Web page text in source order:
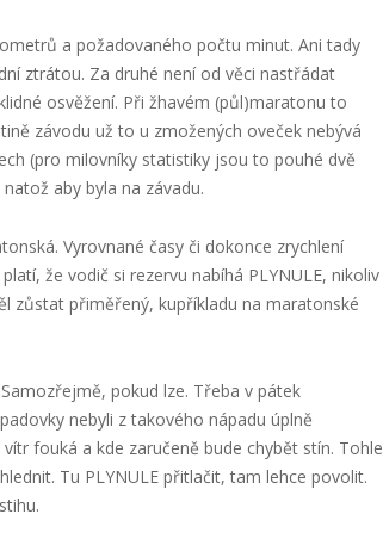
a požadovaného počtu minut. Ani tady
ztrátou. Za druhé není od věci nastřádat
osvěžení. Při žhavém (půl)maratonu to
závodu už to u zmožených oveček nebývá
(pro milovníky statistiky jsou to pouhé dvě
aby byla na závadu.
Vyrovnané časy či dokonce zrychlení
že vodič si rezervu nabíhá PLYNULE, nikoliv
zůstat přiměřený, kupříkladu na maratonské
pokud lze. Třeba v pátek
nebyli z takového nápadu úplně
fouká a kde zaručeně bude chybět stín. Tohle
Tu PLYNULE přitlačit, tam lehce povolit.